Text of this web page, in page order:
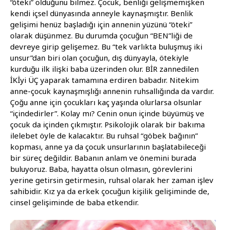
“öteki” olduğunu bilmez. Çocuk, benliği gelişmemişken
kendi içsel dünyasında anneyle kaynaşmıştır. Benlik
gelişimi henüz başladığı için annenin yüzünü “öteki”
olarak düşünmez. Bu durumda çocuğun “BEN”liği de
devreye girip gelişemez. Bu “tek varlıkta buluşmuş iki
unsur”dan biri olan çocuğun, dış dünyayla, ötekiyle
kurduğu ilk ilişki baba üzerinden olur. BİR zannedilen
İKİyi ÜÇ yaparak tamamına erdiren babadır. Nitekim
anne-çocuk kaynaşmışlığı annenin ruhsallığında da vardır.
Çoğu anne için çocukları kaç yaşında olurlarsa olsunlar
“içindedirler”. Kolay mı? Cenin onun içinde büyümüş ve
çocuk da içinden çıkmıştır. Psikolojik olarak bir bakıma
ilelebet öyle de kalacaktır. Bu ruhsal “göbek bağının”
kopması, anne ya da çocuk unsurlarının başlatabileceği
bir süreç değildir. Babanın anlam ve önemini burada
buluyoruz. Baba, hayatta olsun olmasın, görevlerini
yerine getirsin getirmesin, ruhsal olarak her zaman işlev
sahibidir. Kız ya da erkek çocuğun kişilik gelişiminde de,
cinsel gelişiminde de baba etkendir.